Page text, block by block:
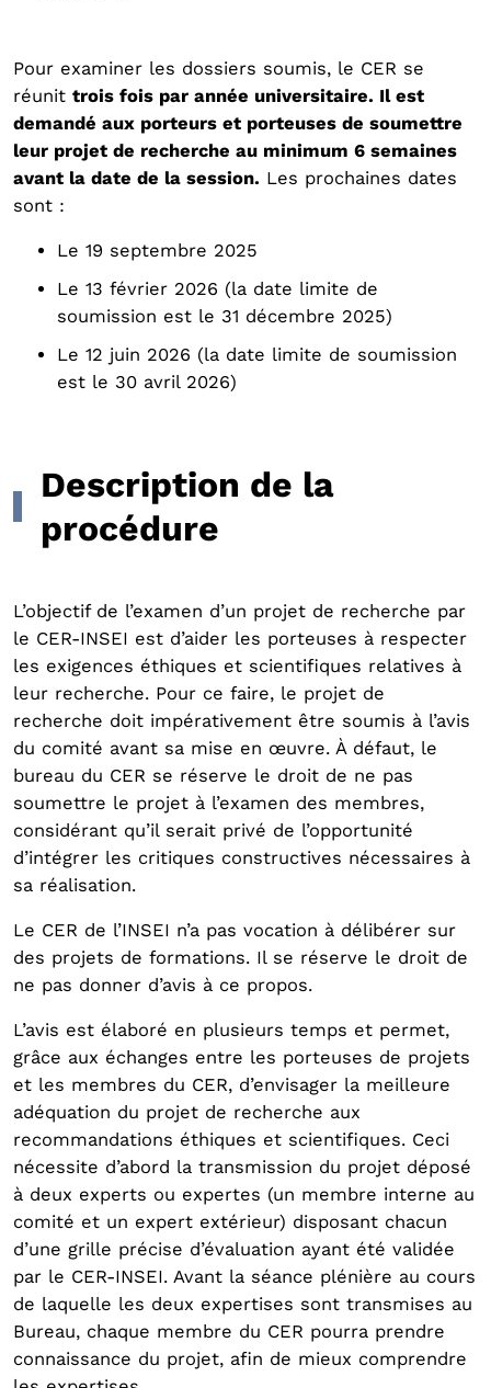
Pour examiner les dossiers soumis, le CER se
réunit trois fois par année universitaire. Il est
demandé aux porteurs et porteuses de soumettre
leur projet de recherche au minimum 6 semaines
avant la date de la session. Les prochaines dates
sont :
Le 19 septembre 2025
Le 13 février 2026 (la date limite de
soumission est le 31 décembre 2025)
Le 12 juin 2026 (la date limite de soumission
est le 30 avril 2026)
Description de la
procédure
L’objectif de l’examen d’un projet de recherche par
le CER-INSEI est d’aider les porteuses à respecter
les exigences éthiques et scientifiques relatives à
leur recherche. Pour ce faire, le projet de
recherche doit impérativement être soumis à l’avis
du comité avant sa mise en œuvre. À défaut, le
bureau du CER se réserve le droit de ne pas
soumettre le projet à l’examen des membres,
considérant qu’il serait privé de l’opportunité
d’intégrer les critiques constructives nécessaires à
sa réalisation.
Le CER de l’INSEI n’a pas vocation à délibérer sur
des projets de formations. Il se réserve le droit de
ne pas donner d’avis à ce propos.
L’avis est élaboré en plusieurs temps et permet,
grâce aux échanges entre les porteuses de projets
et les membres du CER, d’envisager la meilleure
adéquation du projet de recherche aux
recommandations éthiques et scientifiques. Ceci
nécessite d’abord la transmission du projet déposé
à deux experts ou expertes (un membre interne au
comité et un expert extérieur) disposant chacun
d’une grille précise d’évaluation ayant été validée
par le CER-INSEI. Avant la séance plénière au cours
de laquelle les deux expertises sont transmises au
Bureau, chaque membre du CER pourra prendre
connaissance du projet, afin de mieux comprendre